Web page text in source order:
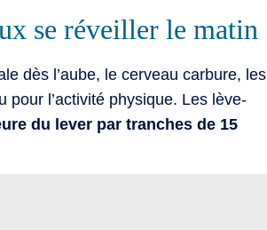
se réveiller le matin
dès l’aube, le cerveau carbure, les
l’activité physique. Les lève-
du lever par tranches de 15